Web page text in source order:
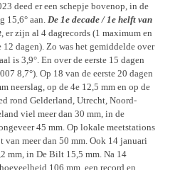
deed er een schepje bovenop, in de
15,6° aan. De 1e decade / 1e helft van
, er zijn al 4 dagrecords (1 maximum en
12 dagen). Zo was het gemiddelde over
is 3,9°. En over de eerste 15 dagen
8,7°). Op 18 van de eerste 20 dagen
neerslag, op de 4e 12,5 mm en op de
rond Gelderland, Utrecht, Noord-
viel meer dan 30 mm, in de
45 mm. Op lokale meetstations
van meer dan 50 mm. Ook 14 januari
mm, in De Bilt 15,5 mm. Na 14
106 mm, een record en